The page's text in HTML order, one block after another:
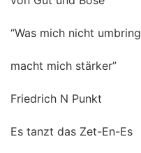
“Was mich nicht
macht mich stärker”
Friedrich N Punkt
Es tanzt das Zet-En-Es